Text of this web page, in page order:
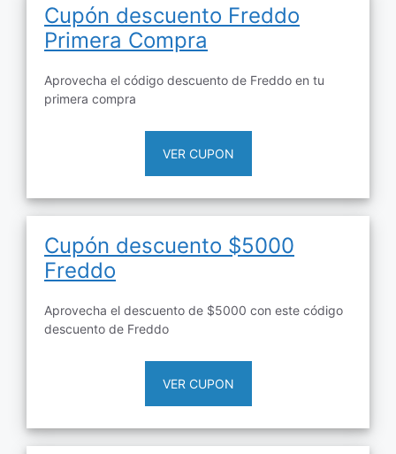
Cupón descuento Freddo
Primera Compra
Aprovecha el código descuento de Freddo en tu
primera compra
VER CUPON
Cupón descuento $5000
Freddo
Aprovecha el descuento de $5000 con este código
descuento de Freddo
VER CUPON